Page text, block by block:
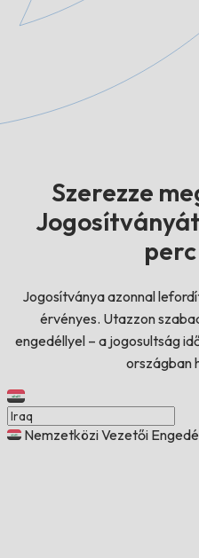
Szerezze
Jogosítványa azonnal
érvényes. Utazzon
engedéllyel – a jogosultság
országban
Nemzetközi Vezetői